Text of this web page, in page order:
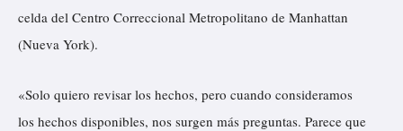
celda del Centro Correccional Metropolitano de Manhattan
(Nueva York).
«Solo quiero revisar los hechos, pero cuando consideramos
los hechos disponibles, nos surgen más preguntas. Parece que